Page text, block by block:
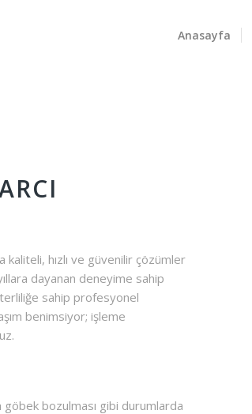
Anasayfa
hızlı ve güvenilir çözümler
dayanan deneyime sahip
sahip profesyonel
benimsiyor; işleme
göbek bozulması gibi durumlarda